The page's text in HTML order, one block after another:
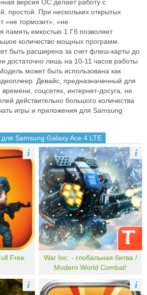
версия ОС делает работу с
простой. При нескольких открытых
«не тормозит», «не
память емкостью 1 Гб позволяет
количество мощных программ.
быть расширена за счет флеш-карты до
достаточно лишь на 10-11 часов работы
может быть использована как
Девайс, предназначенный для
соцсетях, интернет-досуга, не
действительно большого количества
игры и приложения для Samsung
Samsung Galaxy Ace 4 LTE
Free
i
War Inc. - глобальная битва /
Modern World Combat!
i
i i